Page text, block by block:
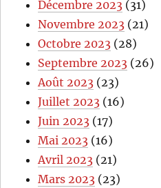
Décembre 2023 (31)
Novembre 2023 (21)
Octobre 2023 (28)
Septembre 2023 (26)
Août 2023 (23)
Juillet 2023 (16)
Juin 2023 (17)
Mai 2023 (16)
Avril 2023 (21)
Mars 2023 (23)